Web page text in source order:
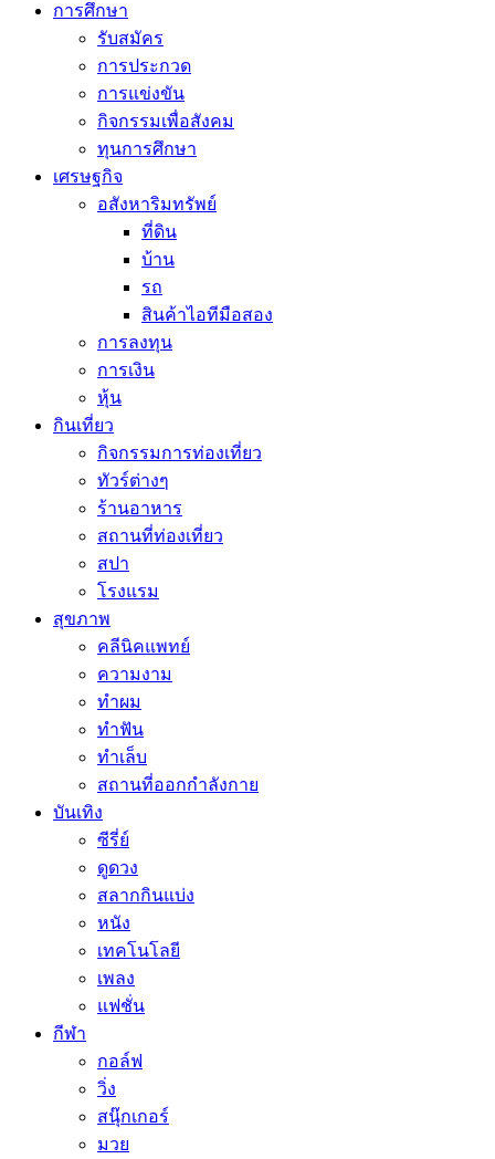
การศึกษา
รับสมัคร
การประกวด
การแข่งขัน
กิจกรรมเพื่อสังคม
ทุนการศึกษา
เศรษฐกิจ
อสังหาริมทรัพย์
ที่ดิน
บ้าน
รถ
สินค้าไอทีมือสอง
การลงทุน
การเงิน
หุ้น
กินเที่ยว
กิจกรรมการท่องเที่ยว
ทัวร์ต่างๆ
ร้านอาหาร
สถานที่ท่องเที่ยว
สปา
โรงแรม
สุขภาพ
คลีนิคแพทย์
ความงาม
ทำผม
ทำฟัน
ทำเล็บ
สถานที่ออกกำลังกาย
บันเทิง
ซีรี่ย์
ดูดวง
สลากกินแบ่ง
หนัง
เทคโนโลยี
เพลง
แฟชั่น
กีฬา
กอล์ฟ
วิ่ง
สนุ๊กเกอร์
มวย